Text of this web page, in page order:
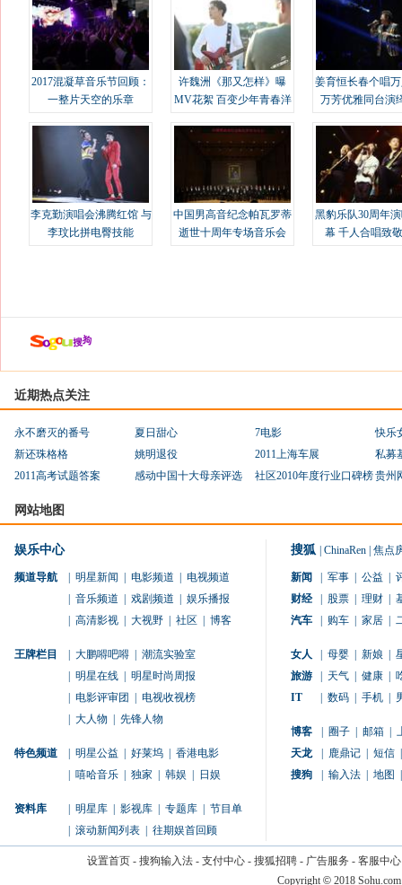
2017混凝草音乐节回顾：
一整片天空的乐章
许魏洲《那又怎样》曝
MV花絮 百变少年青春洋
姜育恒长春个唱
万芳优雅同台演
李克勤演唱会沸腾红馆 与
李玟比拼电臀技能
中国男高音纪念帕瓦罗蒂
逝世十周年专场音乐会
黑豹乐队30周年
幕 千人合唱致
近期热点关注
永不磨灭的番号 夏日甜心 7电影
快乐
新还珠格格
姚明退役 2011上海车展
私募
2011高考试题答案
感动中国十大母亲评选 社区2010年度行业口碑榜贵州
网站地图
娱乐中心
频道导航 明星新闻 电影频道
电视频道
音乐频道 戏剧频道
娱乐播报
高清影视 大视野 社区 博客
王牌栏目 大鹏嘚吧嘚
潮流实验室
明星在线
明星时尚周报
电影评审团
电视收视榜
大人物 先锋人物
特色频道 明星公益 好莱坞
香港电影
嘻哈音乐 独家 韩娱 日娱
资料库 明星库 影视库 专题库
节目单
滚动新闻列表 往期娱首回顾
搜狐 ChinaRen 焦点
新闻 军事 公益
财经
股票 理财
汽车
购车 家居
女人 母婴 新娘
旅游
天气 健康
IT
数码 手机
博客 圈子 邮箱
天龙
鹿鼎记 短信
搜狗
输入法 地图
设置首页- 搜狗输入法- 支付中心- 搜狐招聘- 广告服务 - 客服中心
Copyright © 2018